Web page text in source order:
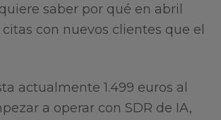
saber por qué en abril
con nuevos clientes que el
actualmente 1.499 euros al
a operar con SDR de IA,